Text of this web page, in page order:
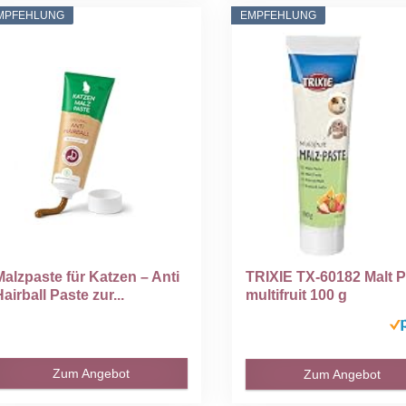
für Katzen – Anti
Paste zur...
Zum Angebot
EMPFEHLUNG
TRIXIE TX-60182 Malt
multifruit 100 g
Zum Angebot